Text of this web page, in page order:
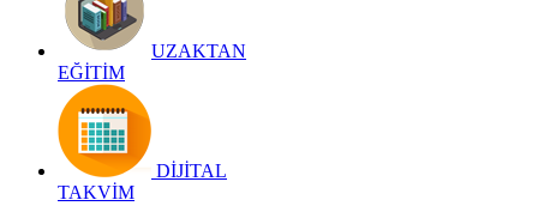
UZAKTAN
EĞİTİM
DİJİTAL
TAKVİM